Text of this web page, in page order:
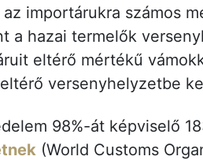
importárukra számos
a hazai termelők
eltérő mértékű
versenyhelyzetbe
98%-át képviselő
(World Customs